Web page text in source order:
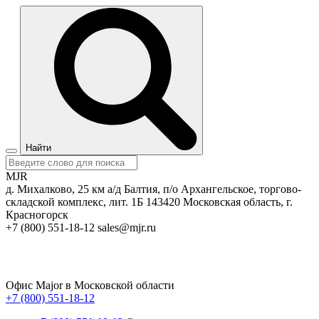
Найти
MJR
д. Михалково, 25 км а/д Балтия, п/о Архангельское, торгово-
складской комплекс, лит. 1Б 143420 Московская область, г.
Красногорск
+7 (800) 551-18-12 sales@mjr.ru
Офис Major в Московской области
+7 (800) 551-18-12